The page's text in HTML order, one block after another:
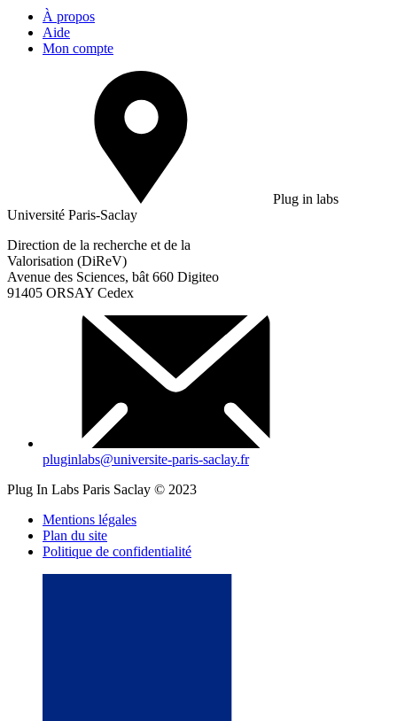
À propos
Aide
Mon compte
Plug in labs
Université Paris-Saclay
Direction de la recherche et de la
Valorisation (DiReV)
Avenue des Sciences, bât 660 Digiteo
91405 ORSAY Cedex
pluginlabs@universite-paris-saclay.fr
Plug In Labs Paris Saclay © 2023
Mentions légales
Plan du site
Politique de confidentialité